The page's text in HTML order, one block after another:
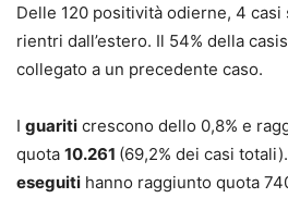
Delle 120 positività odierne, 4
rientri dall’estero. Il 54% della
collegato a un precedente caso.
I guariti crescono dello 0,8% e
quota 10.261 (69,2% dei casi
eseguiti hanno raggiunto quota